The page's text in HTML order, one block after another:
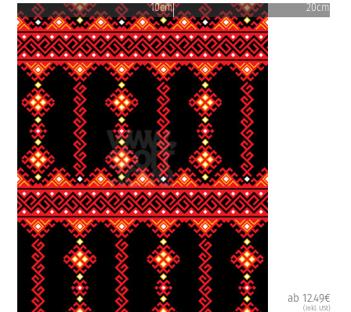
10cm 20cm
ab 12.49€
(inkl. USt)